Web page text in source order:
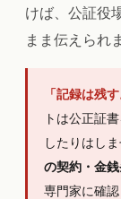
けば、公証役
まま伝えられ
「記録は残
トは公正証
したりはし
の契約・金
専門家に確認